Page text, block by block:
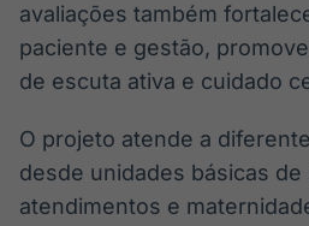
A
de
avaliações também
paciente e gestão,
de escuta ativa e cuidado
O projeto atende a
desde unidades básicas
atendimentos e